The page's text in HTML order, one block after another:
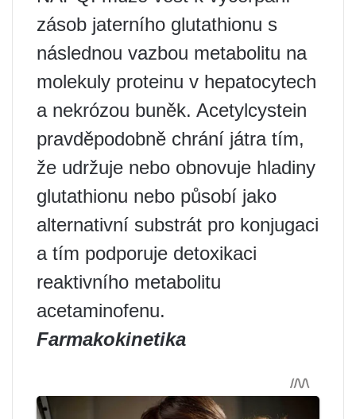
zásob jaterního glutathionu s
následnou vazbou metabolitu na
molekuly proteinu v hepatocytech
a nekrózou buněk. Acetylcystein
pravděpodobně chrání játra tím,
že udržuje nebo obnovuje hladiny
glutathionu nebo působí jako
alternativní substrát pro konjugaci
a tím podporuje detoxikaci
reaktivního metabolitu
acetaminofenu.
Farmakokinetika